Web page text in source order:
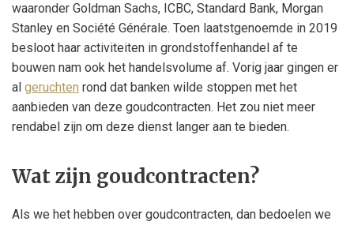
waaronder Goldman Sachs, ICBC, Standard Bank, Morgan
Stanley en Société Générale. Toen laatstgenoemde in 2019
besloot haar activiteiten in grondstoffenhandel af te
bouwen nam ook het handelsvolume af. Vorig jaar gingen er
al geruchten rond dat banken wilde stoppen met het
aanbieden van deze goudcontracten. Het zou niet meer
rendabel zijn om deze dienst langer aan te bieden.
Wat zijn goudcontracten?
Als we het hebben over goudcontracten, dan bedoelen we